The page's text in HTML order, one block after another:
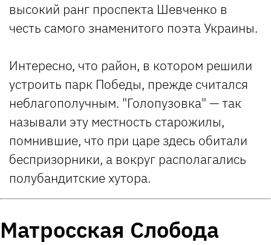
высокий ранг проспекта Шевченко в
честь самого знаменитого поэта Украины.
Интересно, что район, в котором решили
устроить парк Победы, прежде считался
неблагополучным. "Голопузовка" — так
называли эту местность старожилы,
помнившие, что при царе здесь обитали
беспризорники, а вокруг располагались
полубандитские хутора.
Матросская Слобода